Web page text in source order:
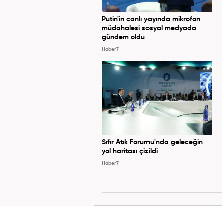
Putin'in canlı yayında mikrofon
müdahalesi sosyal medyada
gündem oldu
Haber7
Sıfır Atık Forumu'nda geleceğin
yol haritası çizildi
Haber7